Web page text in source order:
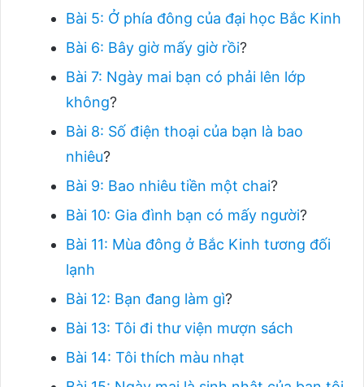
Bài 5: Ở phía đông của đại học Bắc Kinh
Bài 6: Bây giờ mấy giờ rồi?
Bài 7: Ngày mai bạn có phải lên lớp
không?
Bài 8: Số điện thoại của bạn là bao
nhiêu?
Bài 9: Bao nhiêu tiền một chai?
Bài 10: Gia đình bạn có mấy người?
Bài 11: Mùa đông ở Bắc Kinh tương đối
lạnh
Bài 12: Bạn đang làm gì?
Bài 13: Tôi đi thư viện mượn sách
Bài 14: Tôi thích màu nhạt